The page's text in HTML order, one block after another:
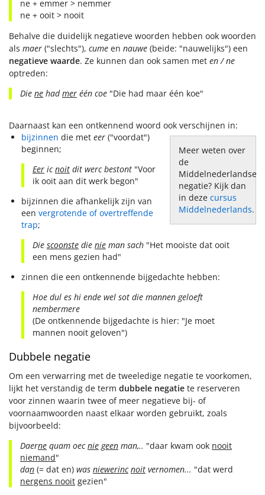
ne + emmer > nemmer
ne + ooit > nooit
Behalve die duidelijk negatieve woorden hebben ook woorden
als maer ("slechts"), cume en nauwe (beide: "nauwelijks") een
negatieve waarde. Ze kunnen dan ook samen met en / ne
optreden:
Die ne hadmer één coe "Die had maar één koe"
Daarnaast kan een ontkennend woord ook verschijnen in:
Meer weten over
de
Middelnederlandse
negatie? Kijk dan
in deze cursus
Middelnederlands.
bijzinnen die met eer ("voordat")
beginnen;
Eer icnoit dit werc bestont "Voor
ik ooit aan dit werk begon"
bijzinnen die afhankelijk zijn van
een vergrotende of overtreffende
trap;
Die scoonste die nie man sach "Het mooiste dat ooit
een mens gezien had"
zinnen die een ontkennende bijgedachte hebben:
Hoe dul es hi ende wel sot die mannen geloeft
nembermere
(De ontkennende bijgedachte is hier: "Je moet
mannen nooit geloven")
Dubbele negatie
Om een verwarring met de tweeledige negatie te voorkomen,
lijkt het verstandig de term dubbele negatie te reserveren
voor zinnen waarin twee of meer negatieve bij- of
voornaamwoorden naast elkaar worden gebruikt, zoals
bijvoorbeeld:
Daerne quam oecnie geen man,.. "daar kwam ook nooit
niemand"
dan (= dat en) was niewerinc noit vernomen... "dat werd
nergens nooit gezien"